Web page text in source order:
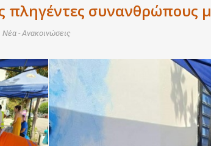
πληγέντες συνανθρώπους
Νέα - Ανακοινώσεις